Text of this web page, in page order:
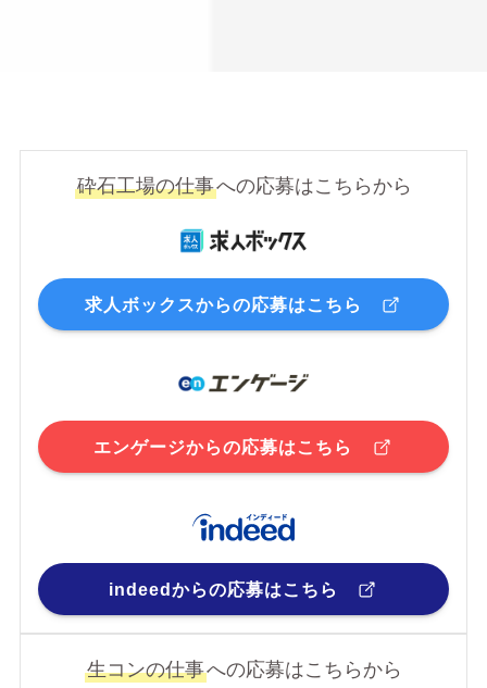
砕石工場の仕事への応募はこちらから
求人ボックスからの応募はこちら
エンゲージからの応募はこちら
indeedからの応募はこちら
生コンの仕事への応募はこちらから